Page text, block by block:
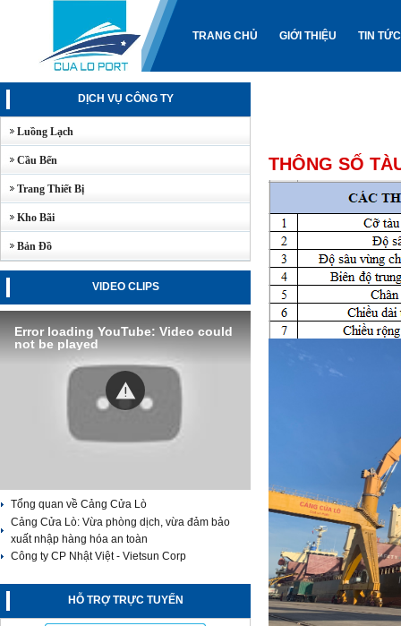
TRANG CHỦ GIỚI THIỆU TIN TỨC
DỊCH VỤ CÔNG TY
Luồng Lạch
Cầu Bến
Trang Thiết Bị
Kho Bãi
Bản Đồ
VIDEO CLIPS
Error loading YouTube: Video could
not be played
Tổng quan về Cảng Cửa Lò
Cảng Cửa Lò: Vừa phòng dịch, vừa đảm bảo
xuất nhập hàng hóa an toàn
Công ty CP Nhật Việt - Vietsun Corp
HỖ TRỢ TRỰC TUYẾN
THÔNG SỐ